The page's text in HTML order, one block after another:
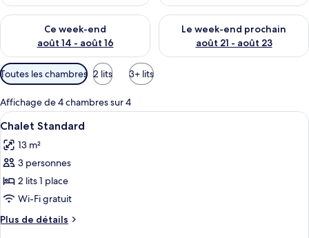
Ce week-end
août 14 - août 16
Vérifier la disponibilité pour ce week-end août 14 - août 16
Le week-end prochain
août 21 - août 23
Vérifier la disponibilité pour
Filtres
disponibles
pour
les
chambres
Toutes les chambres 2 lits 3+ lits
Affichage de 4 chambres sur 4
Afficher
toutes
les
photos
pour
ce
type
de
Une chambre avec deux lits, une
6
Chalet Standard
13 m²
3 personnes
2 lits 1 place
Wi-Fi gratuit
Plus de détails
Plus